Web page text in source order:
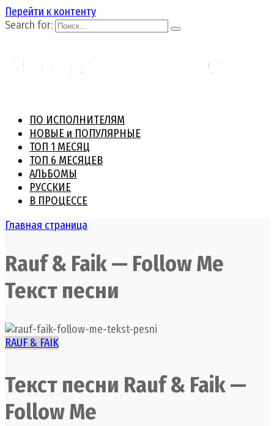
Перейти к контенту
Search for:
ПО ИСПОЛНИТЕЛЯМ
НОВЫЕ и ПОПУЛЯРНЫЕ
ТОП 1 МЕСЯЦ
ТОП 6 МЕСЯЦЕВ
АЛЬБОМЫ
РУССКИЕ
В ПРОЦЕССЕ
Главная страница
Rauf & Faik — Follow Me
Текст песни
RAUF & FAIK
Текст песни Rauf & Faik —
Follow Me